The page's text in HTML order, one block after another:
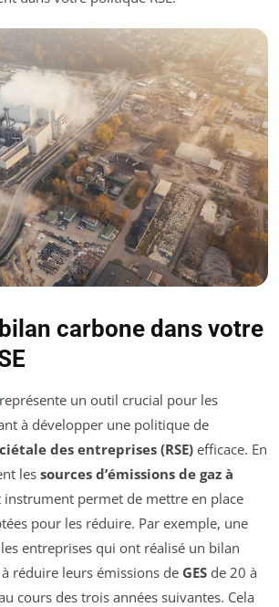
carbone dans votre
représente un outil crucial pour les
à développer une politique de
des entreprises (RSE) efficace. En
les sources d’émissions de gaz à
instrument permet de mettre en place
pour les réduire. Par exemple, une
entreprises qui ont réalisé un bilan
réduire leurs émissions de GES de 20 à
cours des trois années suivantes. Cela